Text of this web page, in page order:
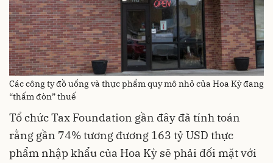
Các công ty đồ uống và thực phẩm quy mô nhỏ của Hoa Kỳ đang
“thấm đòn” thuế
Tổ chức Tax Foundation gần đây đã tính toán
rằng gần 74% tương đương 163 tỷ USD thực
phẩm nhập khẩu của Hoa Kỳ sẽ phải đối mặt với